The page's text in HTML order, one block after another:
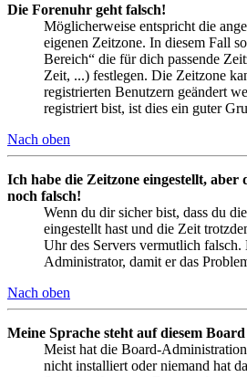
Die Forenuhr geht falsch!
Möglicherweise entspricht die
eigenen Zeitzone. In diesem Fall
Bereich“ die für dich passende
Zeit, ...) festlegen. Die Zeitzone
registrierten Benutzern geändert
registriert bist, ist dies ein guter
Nach oben
Ich habe die Zeitzone eingestellt,
noch falsch!
Wenn du dir sicher bist, dass du
eingestellt hast und die Zeit
Uhr des Servers vermutlich falsch.
Administrator, damit er das
Nach oben
Meine Sprache steht auf diesem
Meist hat die Board-
nicht installiert oder niemand hat